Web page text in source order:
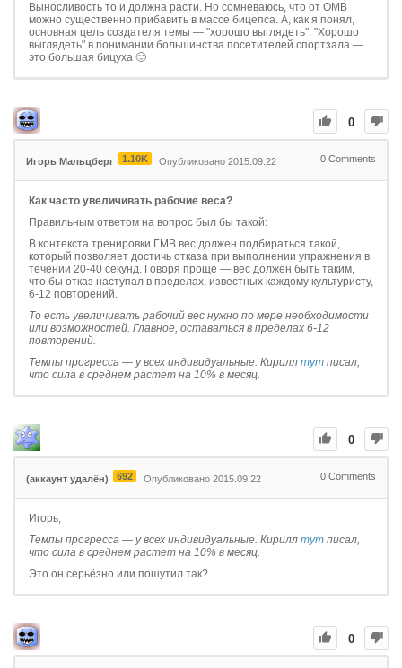
Выносливость то и должна расти. Но сомневаюсь, что от ОМВ
можно существенно прибавить в массе бицепса. А, как я понял,
основная цель создателя темы — "хорошо выглядеть". "Хорошо
выглядеть" в понимании большинства посетителей спортзала —
это большая бицуха 🙂
0
Игорь Мальцберг 1.10K Опубликовано 2015.09.22 0 Comments
Как часто увеличивать рабочие веса?
Правильным ответом на вопрос был бы такой:
В контекста тренировки ГМВ вес должен подбираться такой,
который позволяет достичь отказа при выполнении упражнения в
течении 20-40 секунд. Говоря проще — вес должен быть таким,
что бы отказ наступал в пределах, известных каждому культуристу,
6-12 повторений.
То есть увеличивать рабочий вес нужно по мере необходимости
или возможностей. Главное, оставаться в пределах 6-12
повторений.
Темпы прогресса — у всех индивидуальные. Кирилл тут писал,
что сила в среднем растет на 10% в месяц.
0
(аккаунт удалён) 692 Опубликовано 2015.09.22 0 Comments
Игорь,
Темпы прогресса — у всех индивидуальные. Кирилл тут писал,
что сила в среднем растет на 10% в месяц.
Это он серьёзно или пошутил так?
0